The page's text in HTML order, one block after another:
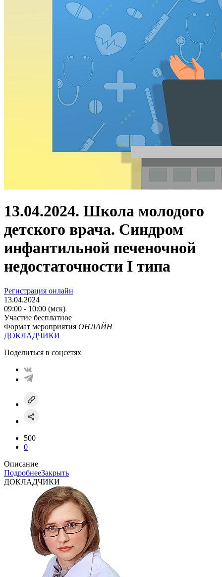
13.04.2024. Школа молодого
детского врача. Синдром
инфантильной печеночной
недостаточности I типа
Регистрация онлайн
13.04.2024
09:00 - 10:00 (мск)
Участие бесплатное
Формат мероприятия ОНЛАЙН
ДОКЛАДЧИКИ
Поделиться в соцсетях
500
0
Описание
ПодробнееЗакрыть
ДОКЛАДЧИКИ